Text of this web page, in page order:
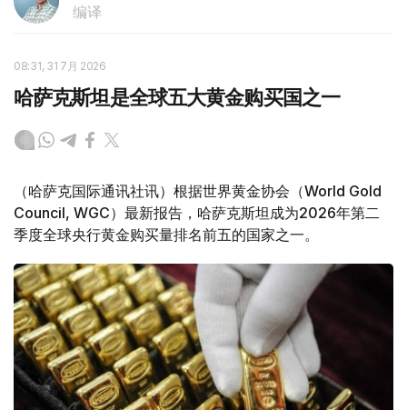
编译
08:31, 31 7月 2026
哈萨克斯坦是全球五大黄金购买国之一
（哈萨克国际通讯社讯）根据世界黄金协会（World Gold
Council, WGC）最新报告，哈萨克斯坦成为2026年第二
季度全球央行黄金购买量排名前五的国家之一。